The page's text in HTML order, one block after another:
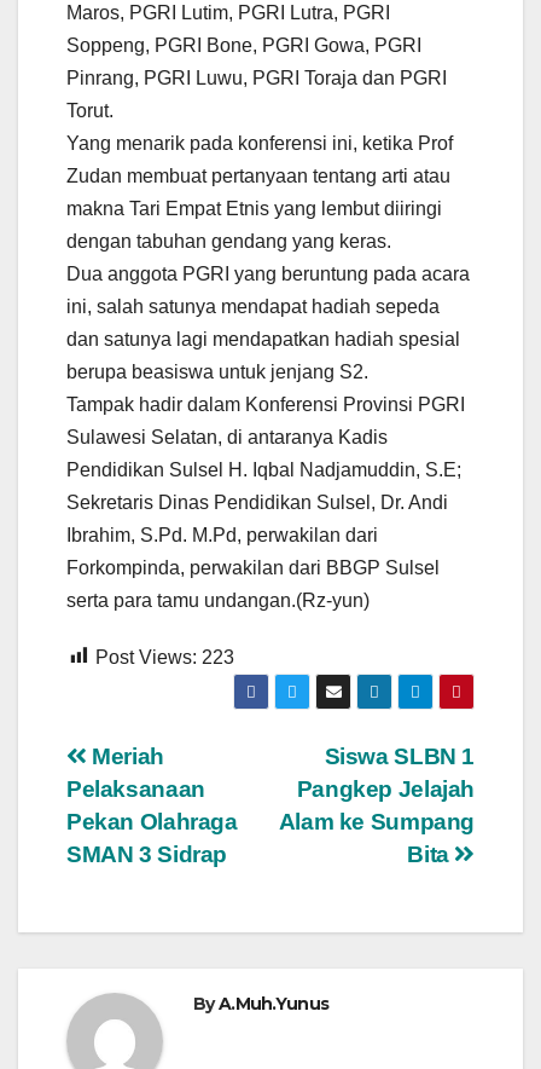
Maros, PGRI Lutim, PGRI Lutra, PGRI
Soppeng, PGRI Bone, PGRI Gowa, PGRI
Pinrang, PGRI Luwu, PGRI Toraja dan PGRI
Torut.
Yang menarik pada konferensi ini, ketika Prof
Zudan membuat pertanyaan tentang arti atau
makna Tari Empat Etnis yang lembut diiringi
dengan tabuhan gendang yang keras.
Dua anggota PGRI yang beruntung pada acara
ini, salah satunya mendapat hadiah sepeda
dan satunya lagi mendapatkan hadiah spesial
berupa beasiswa untuk jenjang S2.
Tampak hadir dalam Konferensi Provinsi PGRI
Sulawesi Selatan, di antaranya Kadis
Pendidikan Sulsel H. Iqbal Nadjamuddin, S.E;
Sekretaris Dinas Pendidikan Sulsel, Dr. Andi
Ibrahim, S.Pd. M.Pd, perwakilan dari
Forkompinda, perwakilan dari BBGP Sulsel
serta para tamu undangan.(Rz-yun)
Post Views: 223
Navigasi
pos
Siswa SLBN 1
Pangkep Jelajah
Alam ke Sumpang
Bita
Meriah
Pelaksanaan
Pekan Olahraga
SMAN 3 Sidrap
ByA.Muh.Yunus